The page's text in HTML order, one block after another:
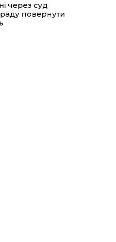
через суд
повернути